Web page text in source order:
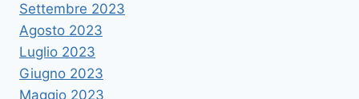
Settembre 2023
Agosto 2023
Luglio 2023
Giugno 2023
Maggio 2023